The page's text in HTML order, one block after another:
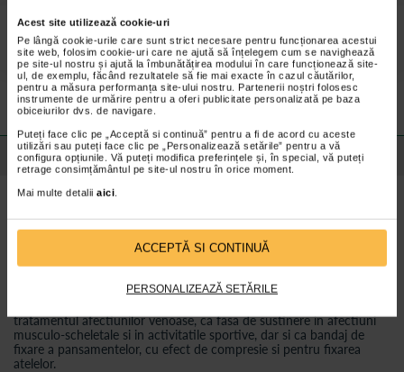
Acest site utilizează cookie-uri
Pe lângă cookie-urile care sunt strict necesare pentru funcționarea acestui
site web, folosim cookie-uri care ne ajută să înțelegem cum se navighează
pe site-ul nostru și ajută la îmbunătățirea modului în care funcționează site-
ul, de exemplu, făcând rezultatele să fie mai exacte în cazul căutărilor,
pentru a măsura performanța site-ului nostru. Partenerii noștri folosesc
instrumente de urmărire pentru a oferi publicitate personalizată pe baza
obiceiurilor dvs. de navigare.
Puteți face clic pe „Acceptă si continuă” pentru a fi de acord cu aceste
utilizări sau puteți face clic pe „Personalizează setările” pentru a vă
configura opțiunile. Vă puteți modifica preferințele și, în special, vă puteți
retrage consimțământul pe site-ul nostru în orice moment.
Mai multe detalii aici.
ACCEPTĂ SI CONTINUĂ
PERSONALIZEAZĂ SETĂRILE
HartMann Idealast Haft fasa elastica 8cmx4m este o fasa
autoadeziva, pentru compresie moderata, ambalata individual.
Preturile si promotiile afisate pe site in dreptul fiecarui produs sunt
valabile pentru comenzile efectuate online.
Detalii despre produs
HartMann Idealast Haft este confectionata din bumbac creponat,
nu contine latex. Are elasticitate de aproximativ 90%. Efectul adeziv
pe ambele parti contribuie la o asezare perfecta, oferind o
compresie buna in miscare si scazuta la repaus.
Idealast-haft poate fi purtata si in pozitie de repaus; permite pielii sa
Contine: 93% bumbac, 5% poliamida, 2% poliuretan.
tratamentul afectiunilor venoase, ca fasa de sustinere in afectiuni
musculo-scheletale si in activitatile sportive, dar si ca bandaj de
fixare a pansamentelor, cu efect de compresie si pentru fixarea
atelelor.